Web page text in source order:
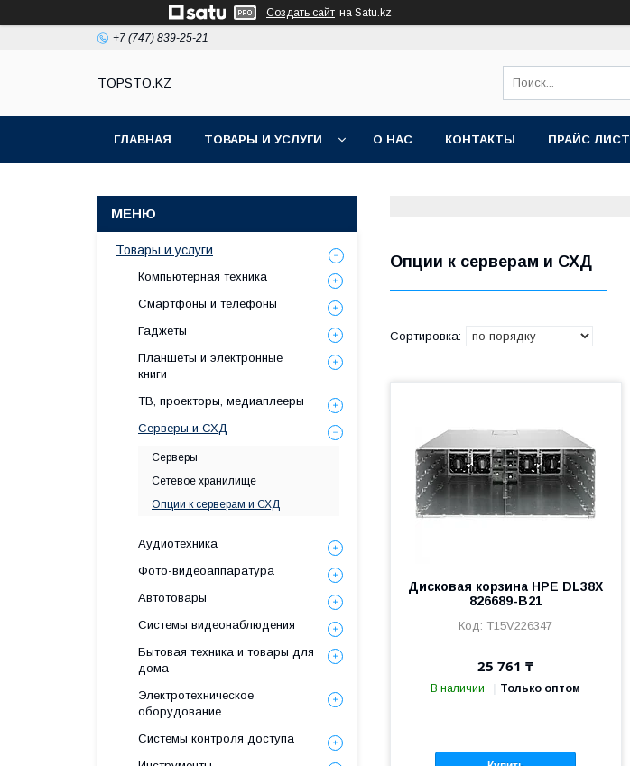
Создать сайт на Satu.kz
+7 (747) 839-25-21
TOPSTO.KZ
ГЛАВНАЯ ТОВАРЫ И УСЛУГИ О НАС КОНТАКТЫ ПРАЙС ЛИСТ
Опции к серверам и СХД
Дисковая корзина HPE DL38X
826689-B21
T15V226347
25 761 ₸
В наличии Только оптом
Товары и услуги
Компьютерная техника
Смартфоны и телефоны
Гаджеты
Планшеты и электронные
книги
ТВ, проекторы, медиаплееры
Серверы и СХД
Серверы
Сетевое хранилище
Опции к серверам и СХД
Аудиотехника
Фото-видеоаппаратура
Автотовары
Системы видеонаблюдения
Бытовая техника и товары для
дома
Электротехническое
оборудование
Системы контроля доступа